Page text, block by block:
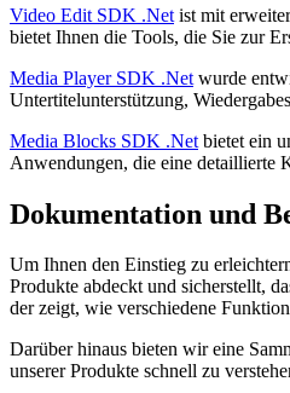
Video Edit SDK .Net ist mit
bietet Ihnen die Tools, die Sie zur
Media Player SDK .Net wurde
Untertitelunterstützung,
Media Blocks SDK .Net bietet ein
Anwendungen, die eine detaillierte
Dokumentation und
Um Ihnen den Einstieg zu
Produkte abdeckt und sicherstellt,
der zeigt, wie verschiedene
Darüber hinaus bieten wir eine
unserer Produkte schnell zu